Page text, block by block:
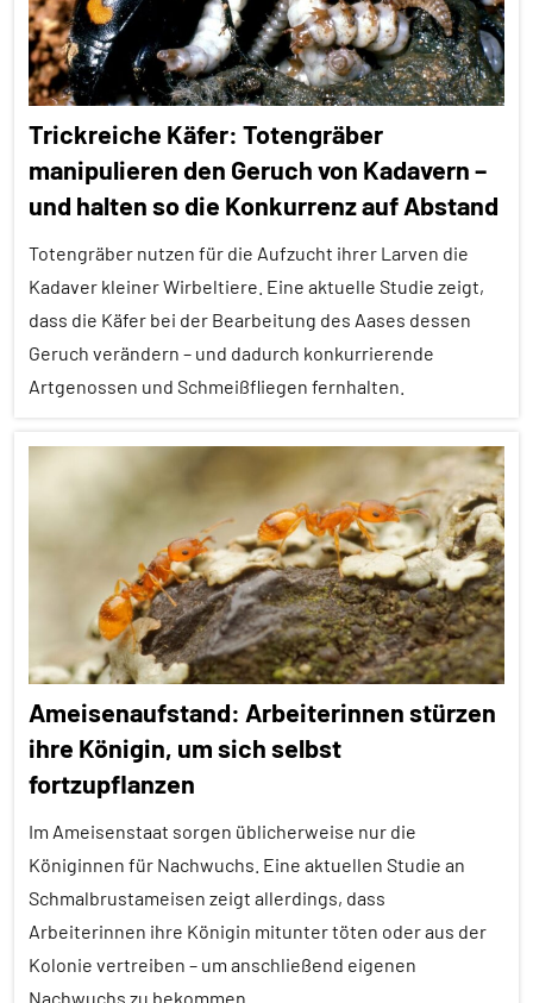
Alle
Tiergruppen
Altruismus
Brutpflege
Forschung
aktuell
Fortpflanzung
Soziale
Organisation
Verwandtschaft
Trickreiche Käfer: Totengräber
manipulieren den Geruch von Kadavern –
und halten so die Konkurrenz auf Abstand
Totengräber nutzen für die Aufzucht ihrer Larven die
Kadaver kleiner Wirbeltiere. Eine aktuelle Studie zeigt,
dass die Käfer bei der Bearbeitung des Aases dessen
Geruch verändern – und dadurch konkurrierende
Artgenossen und Schmeißfliegen fernhalten.
Tiergruppen
Forschung
aktuell
Fortpflanzung
Insekten
Inter-
Spezies
Sozialverhalten
Ameisenaufstand: Arbeiterinnen stürzen
ihre Königin, um sich selbst
fortzupflanzen
Im Ameisenstaat sorgen üblicherweise nur die
Königinnen für Nachwuchs. Eine aktuellen Studie an
Schmalbrustameisen zeigt allerdings, dass
Arbeiterinnen ihre Königin mitunter töten oder aus der
Kolonie vertreiben – um anschließend eigenen
Nachwuchs zu bekommen.